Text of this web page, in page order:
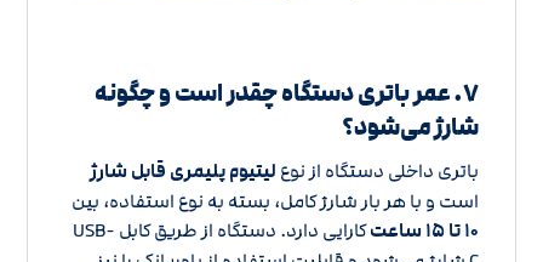
۷. عمر باتری دستگاه چقدر است و چگونه
شارژ می‌شود؟
باتری داخلی دستگاه از نوع لیتیوم پلیمری قابل شارژ
است و با هر بار شارژ کامل، بسته به نوع استفاده، بین
۱۰ تا ۱۵ ساعت
کارایی دارد. دستگاه از طریق کابل USB-